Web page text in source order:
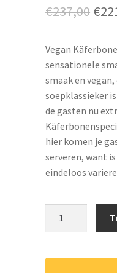
€237,00 €
Vegan
sensationele
smaak en
soepklassieker
de gasten nu
hier komen je
serveren, want
eindeloos
60